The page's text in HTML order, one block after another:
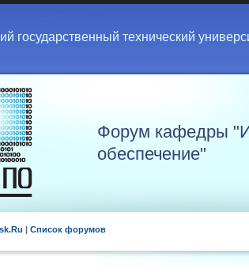
государственный технический
Форум кафедры
обеспечение"
| Список форумов